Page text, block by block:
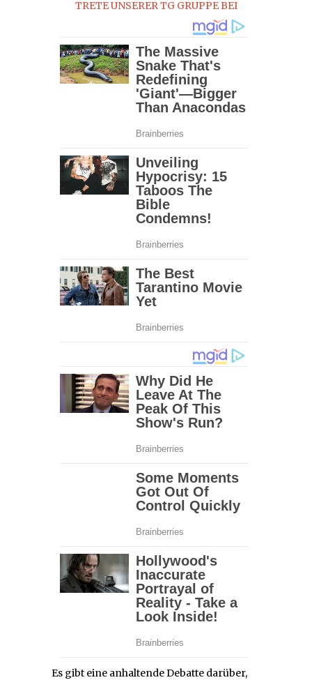
TRETE UNSERER TG GRUPPE BEI
Es gibt eine anhaltende Debatte darüber,